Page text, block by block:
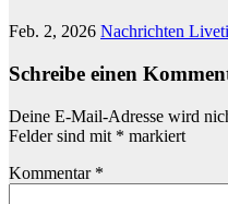
Feb. 2, 2026 Nachrichten
Schreibe einen
Deine E-Mail-Adresse wird
Felder sind mit * markiert
Kommentar *